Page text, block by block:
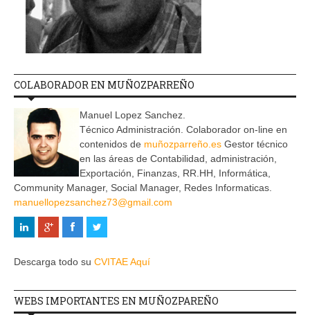
COLABORADOR EN MUÑOZPARREÑO
Manuel Lopez Sanchez.
Técnico Administración. Colaborador on-line en
contenidos de muñozparreño.es Gestor técnico
en las áreas de Contabilidad, administración,
Exportación, Finanzas, RR.HH, Informática,
Community Manager, Social Manager, Redes Informaticas.
manuellopezsanchez73@gmail.com
Descarga todo su CVITAE Aquí
WEBS IMPORTANTES EN MUÑOZPAREÑO